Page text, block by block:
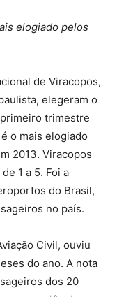
elogiado pelos
de Viracopos,
elegeram o
trimestre
o mais elogiado
2013. Viracopos
1 a 5. Foi a
do Brasil,
no país.
Civil, ouviu
do ano. A nota
dos 20